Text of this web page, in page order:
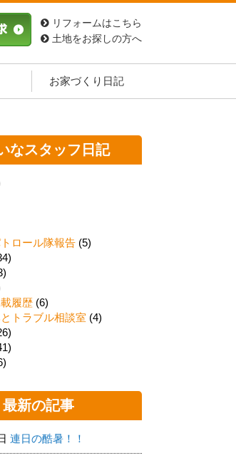
リフォームはこちら
土地をお探しの方へ
お家づくり日記
なスタッフ日記
ロール隊報告 (5)
履歴 (6)
トラブル相談室 (4)
最新の記事
連日の酷暑！！